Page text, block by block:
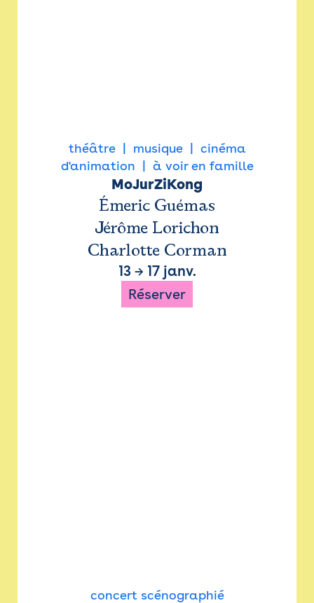
théâtre musique
cinéma
d'animation
à voir en famille
MoJurZiKong
Émeric Guémas
Jérôme Lorichon
Charlotte Corman
13→ 17 janv.
Réserver
concert scénographié